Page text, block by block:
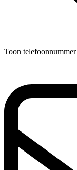
Toon telefoonnummer